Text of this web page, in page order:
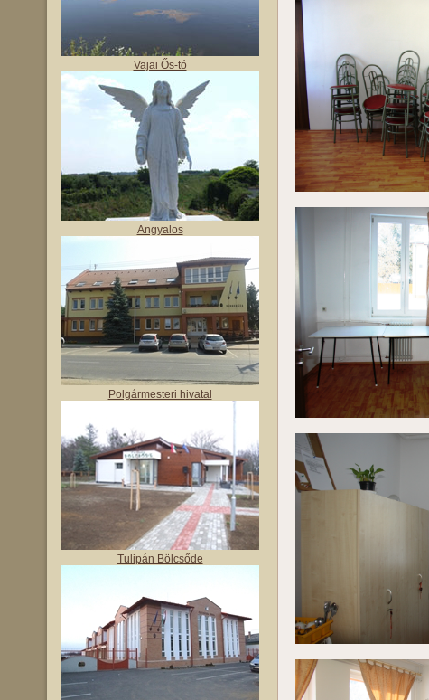
Vajai Ős-tó
Angyalos
Polgármesteri hivatal
Tulipán Bölcsőde